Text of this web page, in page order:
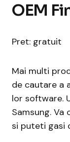
OEM
Pret: gratuit
Mai multi
de cautare a
lor software.
Samsung.
si puteti gasi